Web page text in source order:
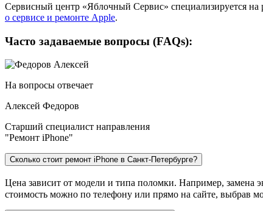
Сервисный центр «Яблочный Сервис» специализируется
о сервисе и ремонте Apple.
Часто задаваемые вопросы (FAQs):
На вопросы отвечает
Алексей Федоров
Старший специалист направления
"Ремонт iPhone"
Сколько стоит ремонт iPhone в Санкт-Петербурге?
Цена зависит от модели и типа поломки. Например, замена
стоимость можно по телефону или прямо на сайте, выбрав